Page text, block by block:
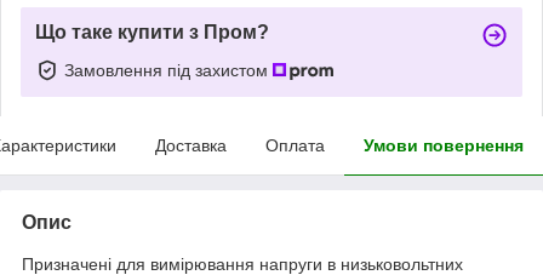
Що таке купити з Пром?
Замовлення під захистом
Доставка Оплата Умови повернення
Опис
Призначені для вимірювання напруги в низьковольтних